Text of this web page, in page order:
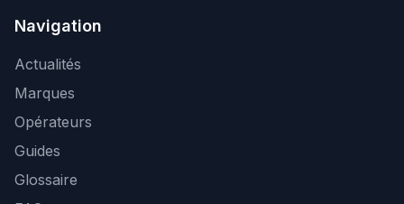
Navigation
Actualités
Marques
Opérateurs
Guides
Glossaire